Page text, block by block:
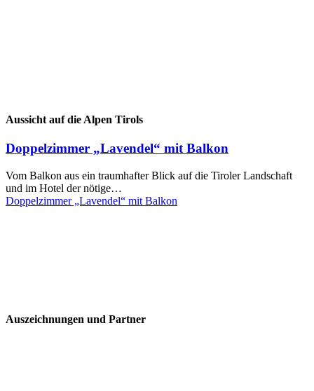
Aussicht auf die Alpen Tirols
Doppelzimmer „Lavendel“ mit Balkon
Vom Balkon aus ein traumhafter Blick auf die Tiroler Landschaft
und im Hotel der nötige…
Doppelzimmer „Lavendel“ mit Balkon
Auszeichnungen und Partner